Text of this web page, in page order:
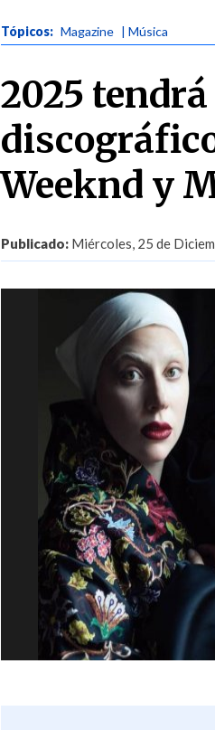
Tópicos: Magazine | Música
2025
Weeknd y
Publicado: Miércoles, 25 de